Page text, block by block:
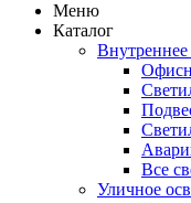
Меню
Каталог
Все
Уличное